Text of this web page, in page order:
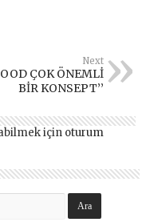
Next
ÇOK ÖNEMLİ
BİR KONSEPT’’
için oturum